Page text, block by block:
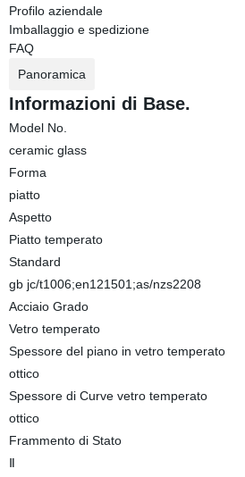
Profilo aziendale
Imballaggio e spedizione
FAQ
Panoramica
Informazioni di Base.
Model No.
ceramic glass
Forma
piatto
Aspetto
Piatto temperato
Standard
gb jc/t1006;en121501;as/nzs2208
Acciaio Grado
Vetro temperato
Spessore del piano in vetro temperato
ottico
Spessore di Curve vetro temperato
ottico
Frammento di Stato
Ⅱ